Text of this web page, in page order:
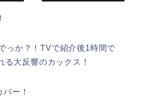
っか？！TVで紹介後1時間で
る大反響のカックス！
ー！